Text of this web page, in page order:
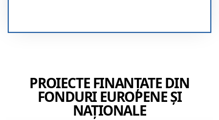
PROIECTE FINANȚATE DIN
FONDURI EUROPENE ȘI
NAȚIONALE